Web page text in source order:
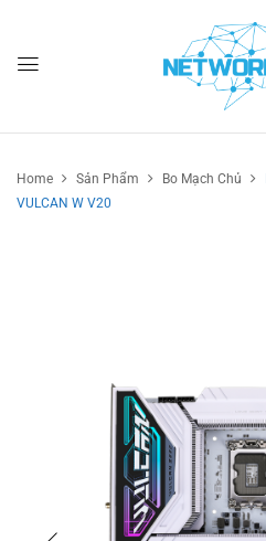
Home Sản Phẩm Bo Mạch Chủ
VULCAN W V20